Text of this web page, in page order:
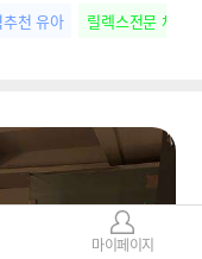
추천 유아 릴렉스전문 체리
마이페이지